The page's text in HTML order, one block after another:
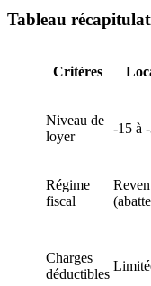
Tableau
Critères
Niveau de
loyer
-15 à
Régime
fiscal
Charges
déductibles